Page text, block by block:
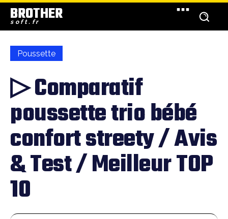
BROTHER
soft.fr
Poussette
▷ Comparatif
poussette trio bébé
confort streety / Avis
& Test / Meilleur TOP
10